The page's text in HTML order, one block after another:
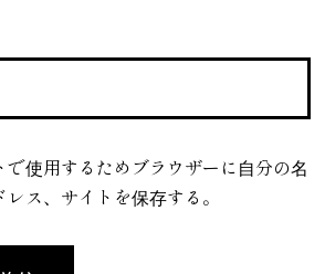
で使用するためブラウザーに自分の名
ス、サイトを保存する。